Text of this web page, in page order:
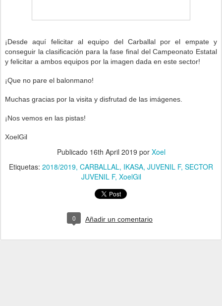
¡Desde aquí felicitar al equipo del Carballal por el empate y
conseguir la clasificación para la fase final del Campeonato Estatal
y felicitar a ambos equipos por la imagen dada en este sector!
¡Que no pare el balonmano!
Muchas gracias por la visita y disfrutad de las imágenes.
¡Nos vemos en las pistas!
XoelGil
Publicado 16th April 2019 por Xoel
Etiquetas: 2018/2019 CARBALLAL IKASA JUVENIL F SECTOR
JUVENIL F XoelGil
0 Añadir un comentario